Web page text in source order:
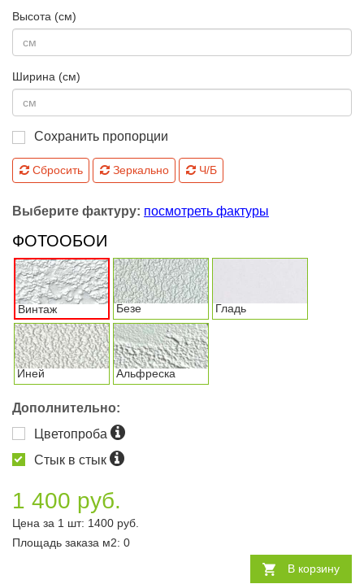
Высота (см)
Ширина (см)
Сохранить пропорции
Сбросить Зеркально Ч/Б
Выберите фактуру: посмотреть фактуры
ФОТООБОИ
Винтаж Безе Гладь
Иней Альфреска
Дополнительно:
Цветопроба
Стык в стык
1 400 руб.
Цена за 1 шт: 1400 руб.
Площадь заказа м2: 0
В корзину